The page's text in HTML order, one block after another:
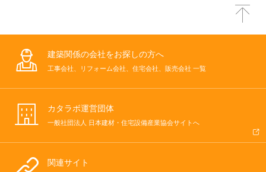
建築関係の会社をお探しの方へ
工事会社、リフォーム会社、住宅会社、販売会社 一覧
カタラボ運営団体
一般社団法人 日本建材・住宅設備産業協会サイトへ
関連サイト